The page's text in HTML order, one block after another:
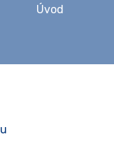
Úvod